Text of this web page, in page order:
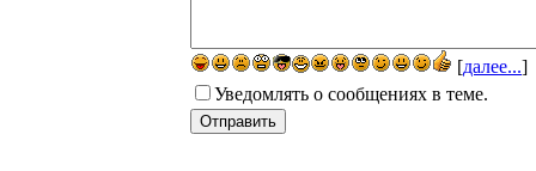
[далее...]
Уведомлять о сообщениях в теме.